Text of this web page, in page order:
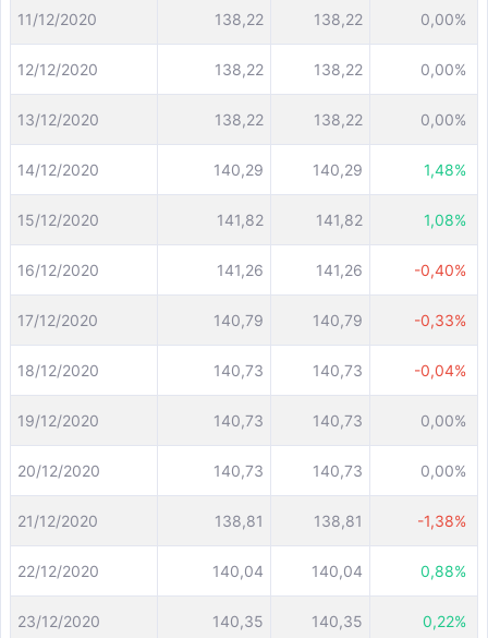
11/12/2020 138,22 138,22 0,00%
12/12/2020 138,22 138,22 0,00%
13/12/2020 138,22 138,22 0,00%
14/12/2020 140,29 140,29 1,48%
15/12/2020 141,82 141,82 1,08%
16/12/2020 141,26 141,26 -0,40%
17/12/2020 140,79 140,79 -0,33%
18/12/2020 140,73 140,73 -0,04%
19/12/2020 140,73 140,73 0,00%
20/12/2020 140,73 140,73 0,00%
21/12/2020 138,81 138,81 -1,38%
22/12/2020 140,04 140,04 0,88%
23/12/2020 140,35 140,35 0,22%